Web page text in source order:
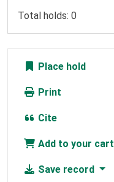
Total holds: 0
Place hold
Print
Cite
Add to your cart
Save record